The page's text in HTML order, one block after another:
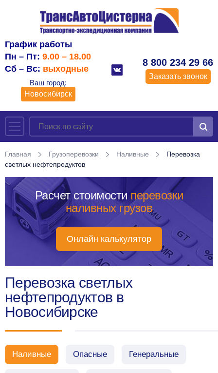
График работы
Пн – Пт: 9.00 – 18.00
Сб – Вс: выходные
Ваш город:
Новосибирск
8 800 234 29 66
Заказать звонок
Главная Грузоперевозки Наливные
Перевозка
светлых нефтепродуктов
Расчет стоимости перевозки
наливных грузов
Онлайн калькулятор
Перевозка светлых
нефтепродуктов в
Новосибирске
Наливные Опасные Генеральные